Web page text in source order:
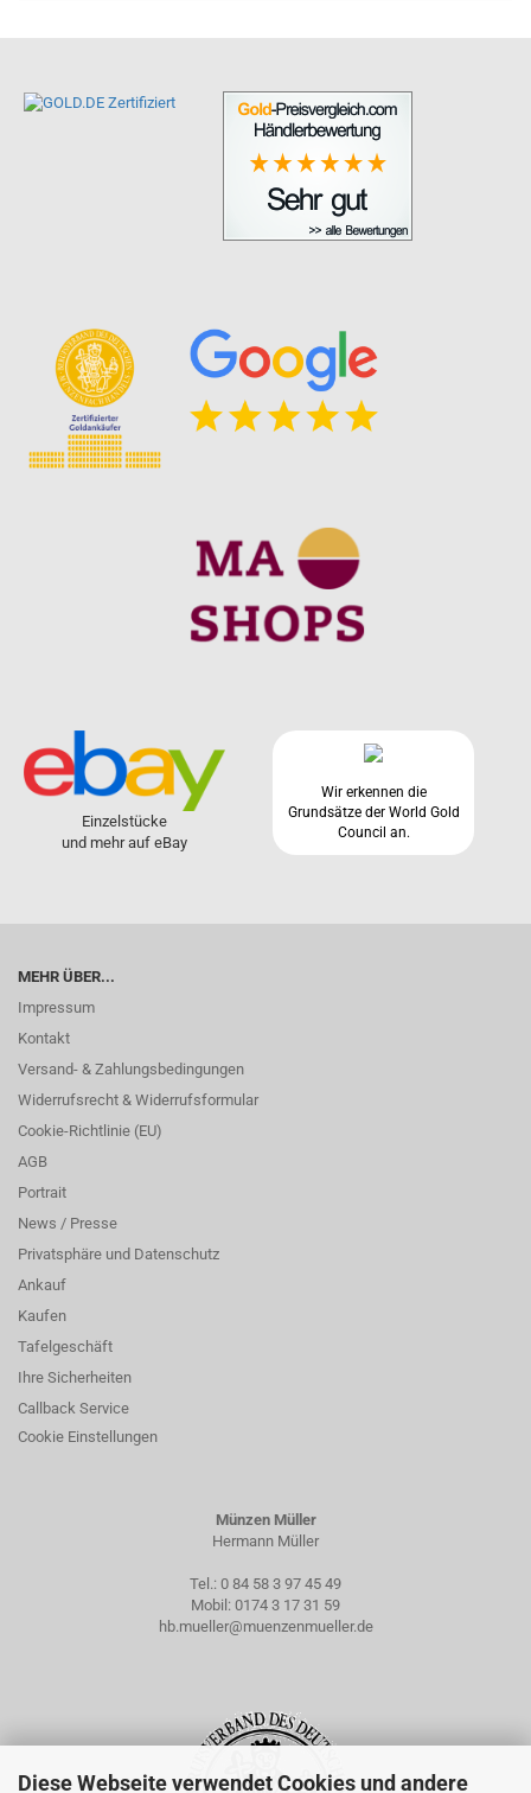
Diese Webseite verwendet Cookies und andere
Einzelstücke
und mehr auf eBay
Wir erkennen die
Grundsätze der World Gold
Council an.
MEHR ÜBER...
Impressum
Kontakt
Versand- & Zahlungsbedingungen
Widerrufsrecht & Widerrufsformular
Cookie-Richtlinie (EU)
AGB
Portrait
News / Presse
Privatsphäre und Datenschutz
Ankauf
Kaufen
Tafelgeschäft
Ihre Sicherheiten
Callback Service
Cookie Einstellungen
Münzen Müller
Hermann Müller
Tel.: 0 84 58 3 97 45 49
Mobil: 0174 3 17 31 59
hb.mueller@muenzenmueller.de